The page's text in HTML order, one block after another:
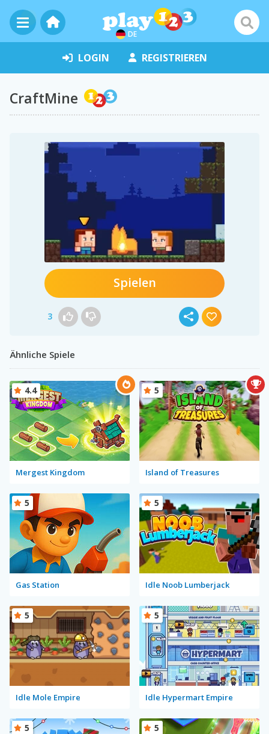
DE
LOGIN REGISTRIEREN
CraftMine
Spielen
3
Ähnliche Spiele
Mergest Kingdom
4.4
Island of Treasures
5
Gas Station
5
Idle Noob Lumberjack
5
Idle Mole Empire
5
Idle Hypermart Empire
5
5 5